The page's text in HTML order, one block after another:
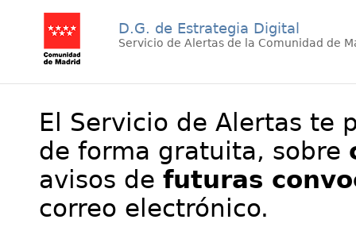
D.G. de Estrategia Digital
Servicio de Alertas de la Comunidad de
El Servicio de Alertas te
de forma gratuita, sobre
avisos de futuras
correo electrónico.